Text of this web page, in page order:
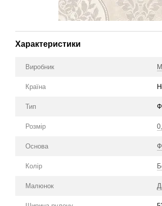
Характеристики
Виробник
Країна
Тип
Розмір
Основа
Колір
Малюнок